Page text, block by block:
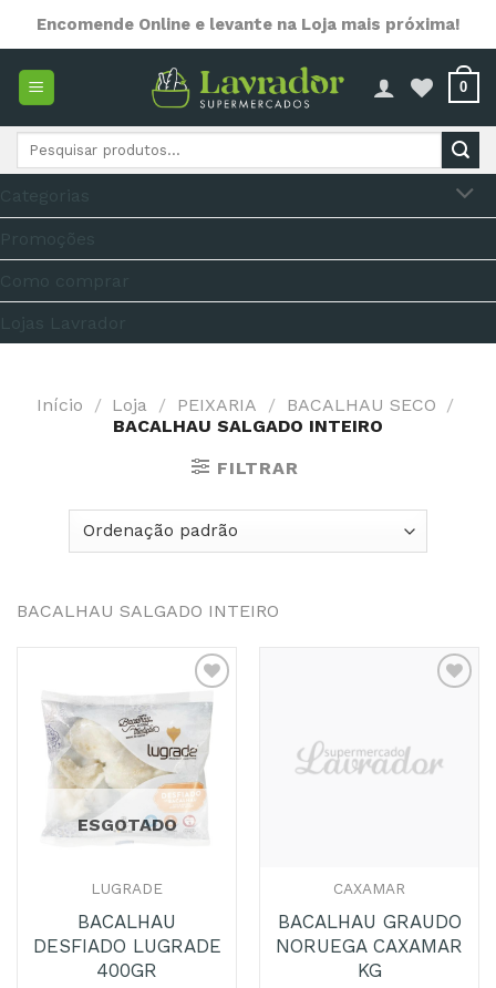
content
Encomende Online e levante na Loja mais próxima!
0
Pesquisar
Início / Loja / PEIXARIA / BACALHAU SECO /
BACALHAU SALGADO INTEIRO
FILTRAR
BACALHAU SALGADO INTEIRO
Adicionar
Favoritos
ESGOTADO
LUGRADE
BACALHAU
DESFIADO LUGRADE
400GR
Favoritos
CAXAMAR
BACALHAU GRAUDO
NORUEGA CAXAMAR
KG